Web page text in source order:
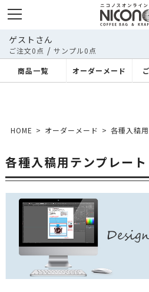
ゲストさん
ご注文0点 / サンプル0点
商品一覧
オーダーメード
HOME オーダーメード 各種入稿
各種入稿用テンプレート